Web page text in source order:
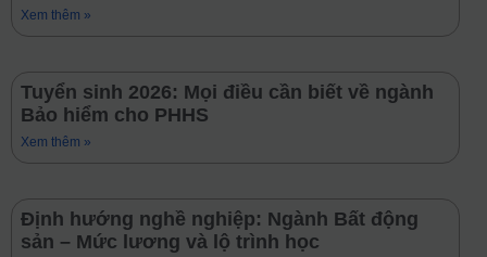
Xem thêm »
Tuyển sinh 2026: Mọi điều cần biết về ngành
Bảo hiểm cho PHHS
Xem thêm »
Định hướng nghề nghiệp: Ngành Bất động
sản – Mức lương và lộ trình học